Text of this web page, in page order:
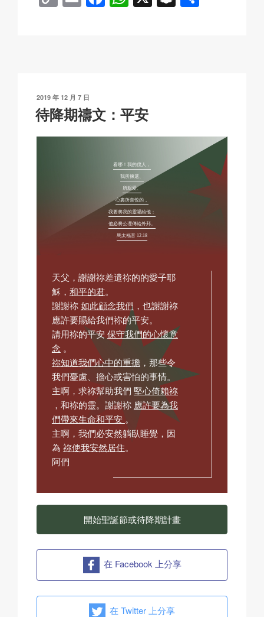
o
n
k
m a
o
k
h
p
n
發
表
於
2019 年 12 月 7 日
待降期禱文：平安
看哪！我的僕人，
我所揀選、
所親愛、
心裏所喜悅的，
我要將我的靈賜給他；
他必將公理傳給外邦。
馬太福音 12:18
天父，謝謝祢差遣祢的的愛子耶
穌， 和平的君。
謝謝祢 如此顧念我們 ，也謝謝祢
應許要賜給我們祢的平安。
請用祢的平安 保守我們的心懷意
念 。
祢知道我們心中的重擔，那些令
我們憂慮、擔心或害怕的事情。
主啊，求祢幫助我們 堅心倚賴祢
，和祢的靈。謝謝祢 應許要為我
們帶來生命和平安 。
主啊，我們必安然躺臥睡覺，因
為 祢使我安然居住。
阿們
開始聖誕節或待降期計畫
在 Facebook 上分享
在 Twitter 上分享